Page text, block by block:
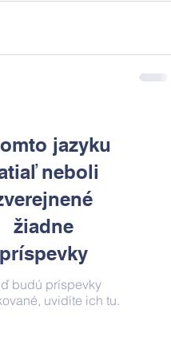
jazyku
neboli
žiadne
príspevky
budú príspevky
uvidíte ich tu.